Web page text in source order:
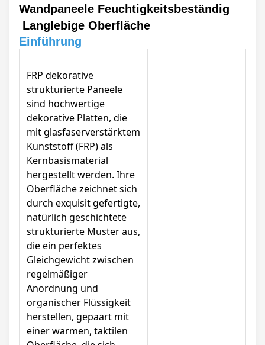
Wandpaneele Feuchtigkeitsbeständig
Langlebige Oberfläche
Einführung
FRP dekorative
strukturierte Paneele
sind hochwertige
dekorative Platten, die
mit glasfaserverstärktem
Kunststoff (FRP) als
Kernbasismaterial
hergestellt werden. Ihre
Oberfläche zeichnet sich
durch exquisit gefertigte,
natürlich geschichtete
strukturierte Muster aus,
die ein perfektes
Gleichgewicht zwischen
regelmäßiger
Anordnung und
organischer Flüssigkeit
herstellen, gepaart mit
einer warmen, taktilen